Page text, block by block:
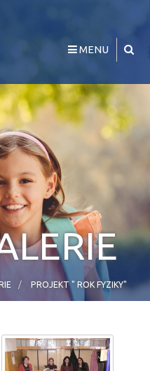
MENU
PROJEKT " ROK FYZIKY"